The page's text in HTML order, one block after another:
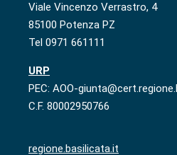
Viale Vincenzo Verrastro, 4
85100 Potenza PZ
Tel 0971 661111
URP
PEC: AOO-
C.F. 80002950766
regione.basilicata.it